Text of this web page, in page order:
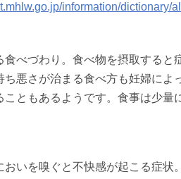
information/dictionary/
食べづわり。食べ物を摂取すると
ち悪さが治まる食べ方も妊婦によ
ともあるようです。食事は少量
おいを嗅ぐと不快感が起こる症状